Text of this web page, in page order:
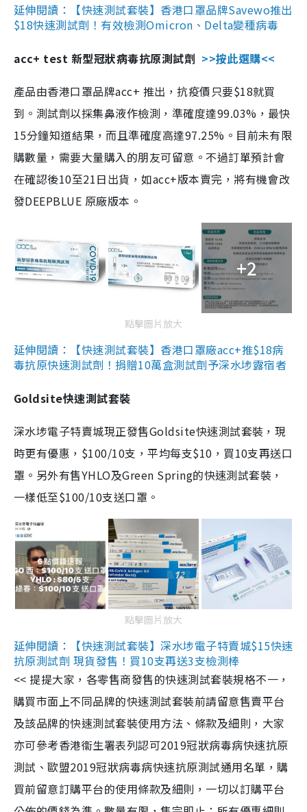
延伸閱讀：【快速測試套裝】香港口罩品牌Savewo推出
$18快速測試劑！有效檢測Omicron、Delta變種病毒
acc+ test 新型冠狀病毒抗原測試劑 >>按此選購<<
產品由香港口罩品牌acc+ 推出，抗疫價只要$18就買
到。測試劑以採集鼻液作檢測，準確度達99.03%，最快
15分鐘知道結果，而且準確度高達97.25%。目前未有限
購數量，需要大量購入的朋友可留意。不過訂單預計會
在確認後10至21日出貨，如acc+版本賣完，將有機會改
發DEEPBLUE 原廠版本。
+2
點擊圖片放大
延伸閱讀：【快速測試套裝】香港口罩廠acc+推$18病
毒抗原快速測試劑！捐贈10萬盒測試劑予深水埗露宿者
Goldsite快速測試套裝
深水埗電子特賣城現正發售Goldsite快速測試套裝，現
時更有優惠，$100/10支，平均每支$10，買10支再送口
罩。另外有售YHLO及Green Spring的快速測試套裝，
一樣低至$100/10支送口罩。
點擊圖片放大
延伸閱讀：【快速測試套裝】深水埗電子特賣城$15快速
抗原測試劑 現貨發售！買10支再送3支檢測棒
<< 提提大家，各零售商發售的快速測試套裝規格不一，
購買市面上不同品牌的快速測試套裝前請留意售賣平台
及該品牌的快速測試套裝使用方法、條款及細則，大家
亦可參考香港衞生署表列認可2019冠狀病毒病快速抗原
測試、歐盟2019冠狀病毒病快速抗原測試通用名單，購
買前留意訂購平台的使用條款及細則，一切以訂購平台